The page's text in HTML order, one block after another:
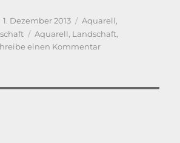
Veröffentlicht
am
1. Dezember 2013 Kategorien
Aquarell,
Schlagwörter
Aquarell, Landschaft,
einen Kommentarzu